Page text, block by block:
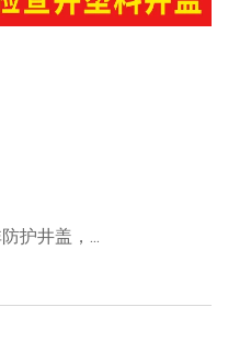
护井盖，...